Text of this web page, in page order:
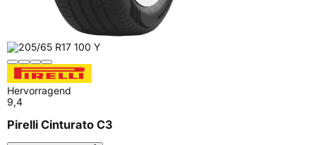
Hervorragend
9,4
Pirelli Cinturato C3